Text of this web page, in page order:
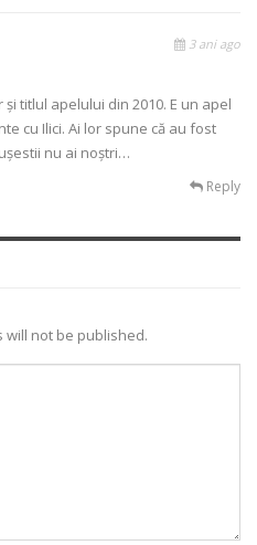
3 ani ago
titlul apelului din 2010. E un apel
cu Ilici. Ai lor spune că au fost
nu ai noștri…
Reply
will not be published.